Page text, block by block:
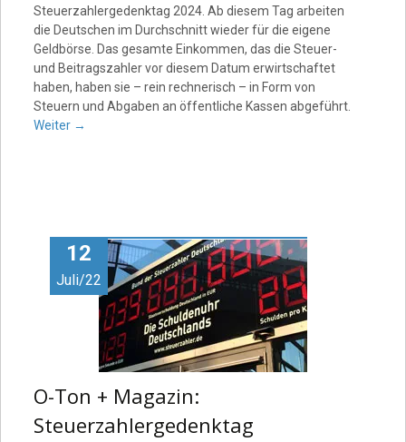
Steuerzahlergedenktag 2024. Ab diesem Tag arbeiten
die Deutschen im Durchschnitt wieder für die eigene
Geldbörse. Das gesamte Einkommen, das die Steuer-
und Beitragszahler vor diesem Datum erwirtschaftet
haben, haben sie – rein rechnerisch – in Form von
Steuern und Abgaben an öffentliche Kassen abgeführt.
Weiter →
12
Juli/22
O-Ton + Magazin:
Steuerzahlergedenktag